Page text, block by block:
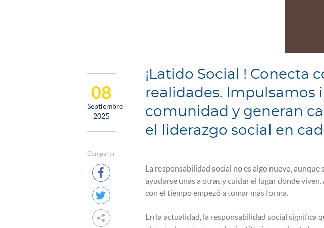
¡Latido Social ! Conecta
realidades. Impulsamos
comunidad y generan
el liderazgo social en
La responsabilidad social no es algo nuevo,
ayudarse unas a otras y cuidar el lugar donde
con el tiempo empezó a tomar más forma.
En la actualidad, la responsabilidad social significa
08
Septiembre
2025
Compartir


